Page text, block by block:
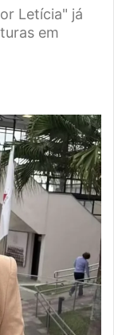
Letícia" já
em